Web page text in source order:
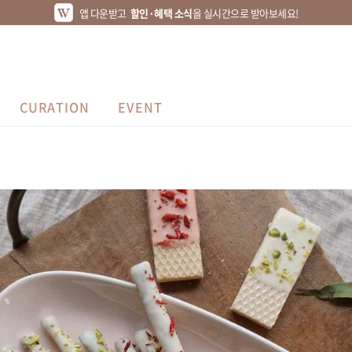
앱 다운받고 할인·혜택 소식을 실시간으로 받아보세요!
CURATION EVENT